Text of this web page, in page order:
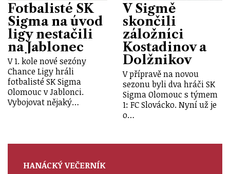
Fotbalisté SK
Sigma na úvod
ligy nestačili
na Jablonec
V 1. kole nové sezóny
Chance Ligy hráli
fotbalisté SK Sigma
Olomouc v Jablonci.
Vybojovat nějaký…
V Sigmě
skončili
záložníci
Kostadinov a
Dolžnikov
V přípravě na novou
sezonu byli dva hráči SK
Sigma Olomouc s týmem
1: FC Slovácko. Nyní už je
o…
HANÁCKÝ VEČERNÍK